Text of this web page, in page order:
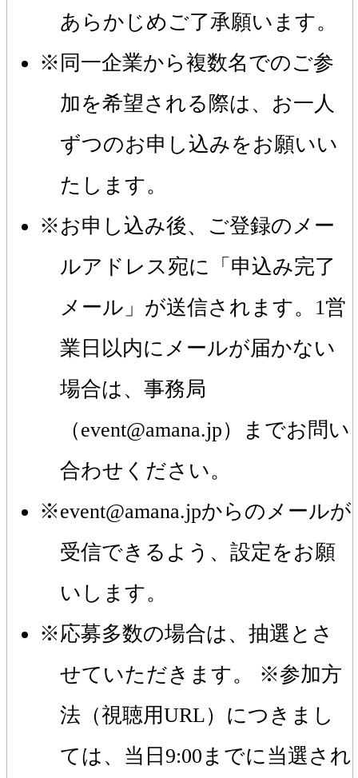
あらかじめご了承願います。
同一企業から複数名でのご参
加を希望される際は、お一人
ずつのお申し込みをお願いい
たします。
お申し込み後、ご登録のメー
ルアドレス宛に「申込み完了
メール」が送信されます。1営
業日以内にメールが届かない
場合は、事務局
（event@amana.jp）までお問い
合わせください。
event@amana.jpからのメールが
受信できるよう、設定をお願
いします。
応募多数の場合は、抽選とさ
せていただきます。 ※参加方
法（視聴用URL）につきまし
ては、当日9:00までに当選され